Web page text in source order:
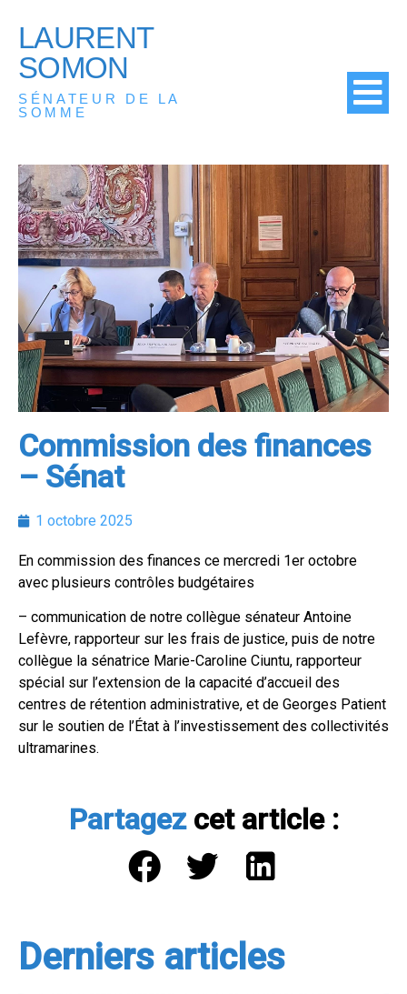
LAURENT
SOMON
SÉNATEUR DE LA
SOMME
Commission des finances
– Sénat
1 octobre 2025
En commission des finances ce mercredi 1er octobre
avec plusieurs contrôles budgétaires
– communication de notre collègue sénateur Antoine
Lefèvre, rapporteur sur les frais de justice, puis de notre
collègue la sénatrice Marie-Caroline Ciuntu, rapporteur
spécial sur l’extension de la capacité d’accueil des
centres de rétention administrative, et de Georges Patient
sur le soutien de l’État à l’investissement des collectivités
ultramarines.
Partagezcet article :
Derniers articles